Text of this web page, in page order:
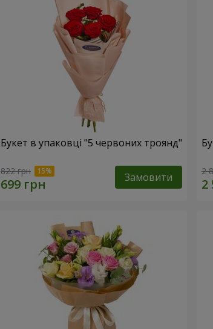
Букет в упаковці "5 червоних троянд"
822 грн Замовити 2